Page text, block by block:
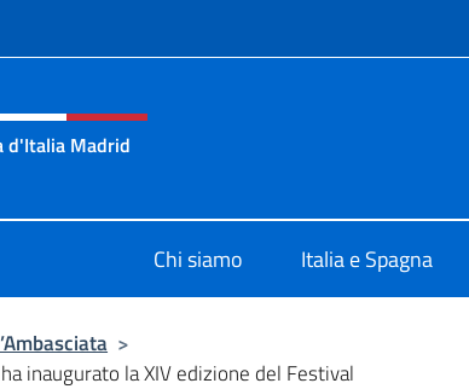
e menù
d'Italia Madrid
Chi siamo Italia e Spagna
>
inaugurato la XIV edizione del Festival